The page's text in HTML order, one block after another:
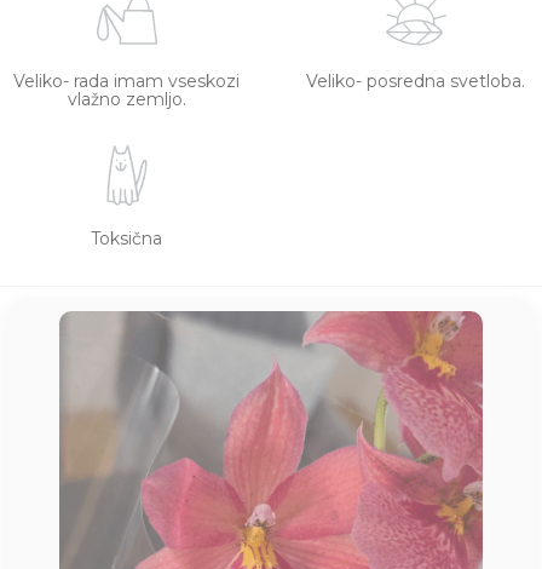
Veliko- rada imam vseskozi
vlažno zemljo.
Veliko- posredna svetloba.
Toksična